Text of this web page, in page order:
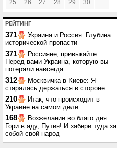
25 26 27 28 29 30
РЕЙТИНГ
371
Украина и Россия: Глубина
исторической пропасти
371
Россияне, привыкайте:
Перед вами Украина, которую вы
потеряли навсегда
312
Москвичка в Киеве: Я
старалась держаться в стороне...
210
Итак, что происходит в
Украине на самом деле
168
Возжелание во благо дня:
Гори в аду, Путин! И забери туда за
собой свой народ